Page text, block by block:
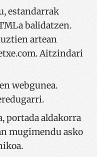
estandarrak
balidatzen.
artean
Aitzindari
webgunea.
portada aldakorra
mugimendu asko